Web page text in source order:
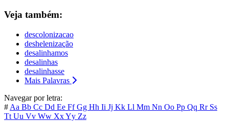
Veja também:
descolonizacao
deshelenização
desalinhamos
desalinhas
desalinhasse
Mais Palavras
Navegar por letra:
# Aa Bb Cc Dd Ee FfGg Hh Ii Jj Kk Ll Mm Nn Oo Pp Qq Rr Ss
Tt Uu Vv Ww XxYy Zz